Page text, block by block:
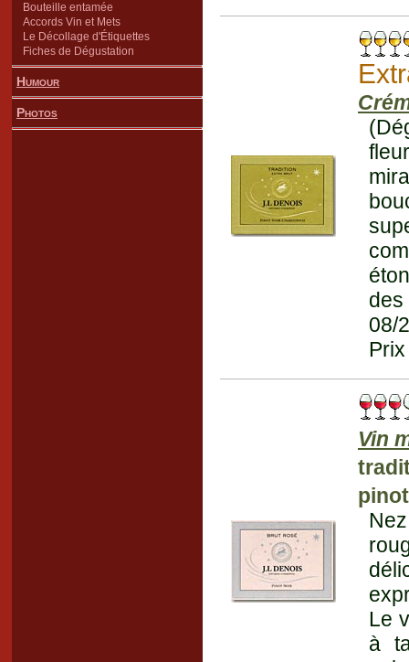
Bouteille entamée
Accords Vin et Mets
Le Décollage d'Étiquettes
Fiches de Dégustation
Humour
Photos
des
08/
Vin
Le
à